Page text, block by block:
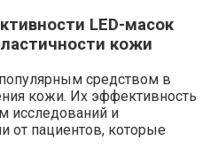
LED-масок
кожи
средством в
кожи. Их эффективность
исследований и
от пациентов, которые